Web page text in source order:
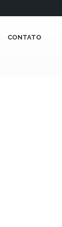
CONTATO